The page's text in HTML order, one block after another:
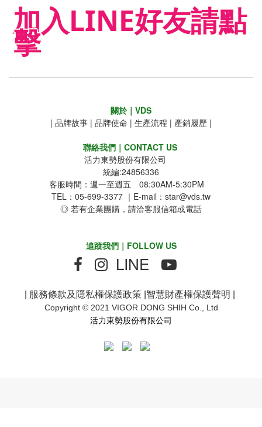
加入LINE好友請點
擊
關於｜VDS
| 品牌故事 | 品牌使命 | 生產流程 | 產銷履歷 |
聯絡我們｜CONTACT US
活力東勢股份有限公司
統編:24856336
客服時間：週一至週五 08:30AM-5:30PM
TEL：05-699-3377 ｜E-mail：star@vds.tw
◎ 若有企業團購，請洽客服信箱或電話
追蹤我們｜FOLLOW US
LINE
| 服務條款及隱私權保護政策 |智慧財產權保護聲明 |
Copyright © 2021 VIGOR DONG SHIH Co., Ltd
活力東勢股份有限公司